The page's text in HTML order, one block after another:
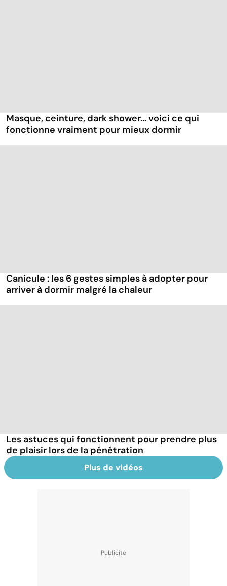
Masque, ceinture, dark shower... voici ce qui
fonctionne vraiment pour mieux dormir
Canicule : les 6 gestes simples à adopter pour
arriver à dormir malgré la chaleur
Les astuces qui fonctionnent pour prendre plus
de plaisir lors de la pénétration
Plus de vidéos